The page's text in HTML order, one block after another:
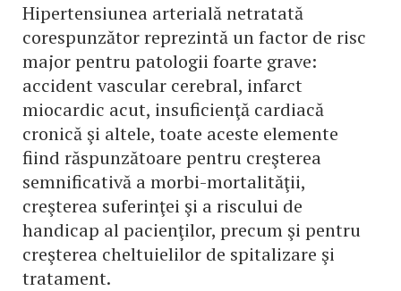
Hipertensiunea arterială netratată
corespunzător reprezintă un factor de risc
major pentru patologii foarte grave:
accident vascular cerebral, infarct
miocardic acut, insuficienţă cardiacă
cronică şi altele, toate aceste elemente
fiind răspunzătoare pentru creşterea
semnificativă a morbi-mortalităţii,
creşterea suferinţei şi a riscului de
handicap al pacienţilor, precum şi pentru
creşterea cheltuielilor de spitalizare şi
tratament.